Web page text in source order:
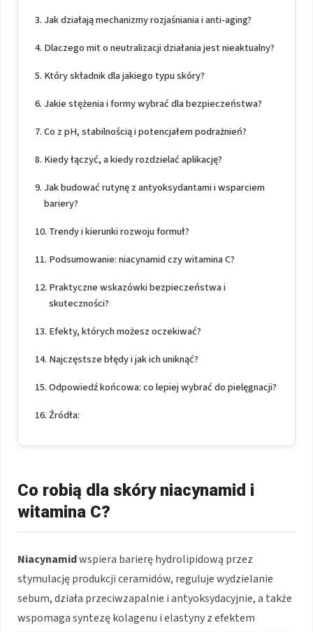
Jak działają mechanizmy rozjaśniania i anti-aging?
Dlaczego mit o neutralizacji działania jest nieaktualny?
Który składnik dla jakiego typu skóry?
Jakie stężenia i formy wybrać dla bezpieczeństwa?
Co z pH, stabilnością i potencjałem podrażnień?
Kiedy łączyć, a kiedy rozdzielać aplikację?
Jak budować rutynę z antyoksydantami i wsparciem
bariery?
Trendy i kierunki rozwoju formuł?
Podsumowanie: niacynamid czy witamina C?
Praktyczne wskazówki bezpieczeństwa i
skuteczności?
Efekty, których możesz oczekiwać?
Najczęstsze błędy i jak ich uniknąć?
Odpowiedź końcowa: co lepiej wybrać do pielęgnacji?
Źródła:
Co robią dla skóry niacynamid i
witamina C?
Niacynamidwspiera barierę hydrolipidową przez
stymulację produkcji ceramidów, reguluje wydzielanie
sebum, działa przeciwzapalnie i antyoksydacyjnie, a także
wspomaga syntezę kolagenu i elastyny z efektem